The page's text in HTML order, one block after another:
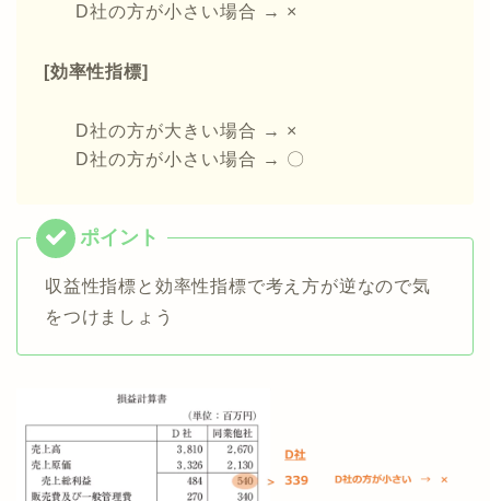
D社の方が小さい場合 → ×
[効率性指標]
D社の方が大きい場合 → ×
D社の方が小さい場合 → 〇
収益性指標と効率性指標で考え方が逆なので気
をつけましょう